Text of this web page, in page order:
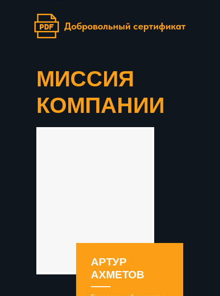
Добровольный сертификат
МИССИЯ
КОМПАНИИ
АРТУР
АХМЕТОВ